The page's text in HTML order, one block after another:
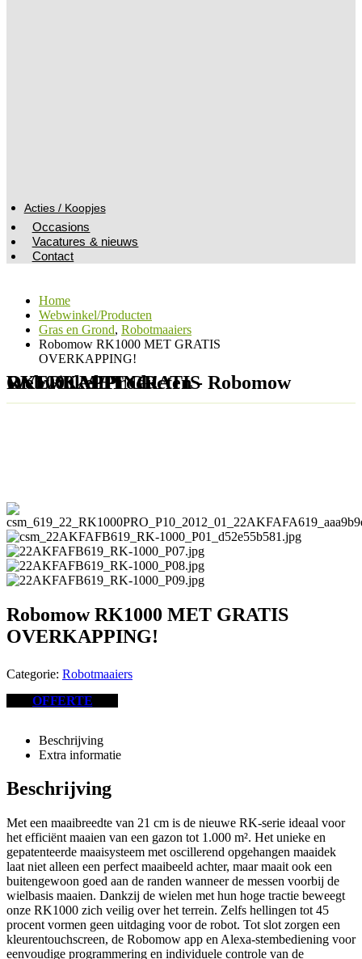
Acties / Koopjes
Occasions
Vacatures & nieuws
Contact
Home
Webwinkel/Producten
Gras en Grond, Robotmaaiers
Robomow RK1000 MET GRATIS
OVERKAPPING!
Webwinkel/Producten - Robomow RK1000 MET GRATIS OVERKAPPING!
Robomow RK1000 MET GRATIS
OVERKAPPING!
Categorie: Robotmaaiers
OFFERTE
Beschrijving
Extra informatie
Beschrijving
Met een maaibreedte van 21 cm is de nieuwe RK-serie ideaal voor
het efficiënt maaien van een gazon tot 1.000 m². Het unieke en
gepatenteerde maaisysteem met oscillerend opgehangen maaidek
laat niet alleen een perfect maaibeeld achter, maar maait ook een
buitengewoon goed aan de randen wanneer de messen voorbij de
wielbasis maaien. Dankzij de wielen met hun hoge tractie beweegt
onze RK1000 zich veilig over het terrein. Zelfs hellingen tot 45
procent vormen geen uitdaging voor de robot. Tot slot zorgen een
kleurentouchscreen, de Robomow app en Alexa-stembediening voor
eenvoudige programmering en individuele controle van de